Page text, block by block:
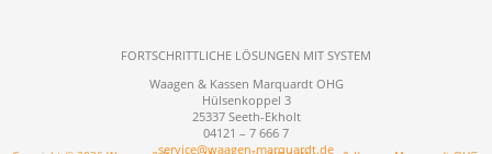
FORTSCHRITTLICHE LÖSUNGEN MIT SYSTEM
Waagen & Kassen Marquardt OHG
Hülsenkoppel 3
25337 Seeth-Ekholt
04121 – 7 666 7
service@waagen-marquardt.de